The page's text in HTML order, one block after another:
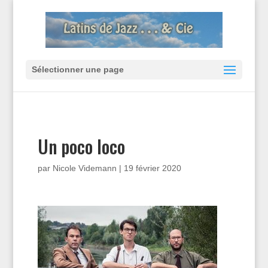
Sélectionner une page
Un poco loco
par Nicole Videmann | 19 février 2020